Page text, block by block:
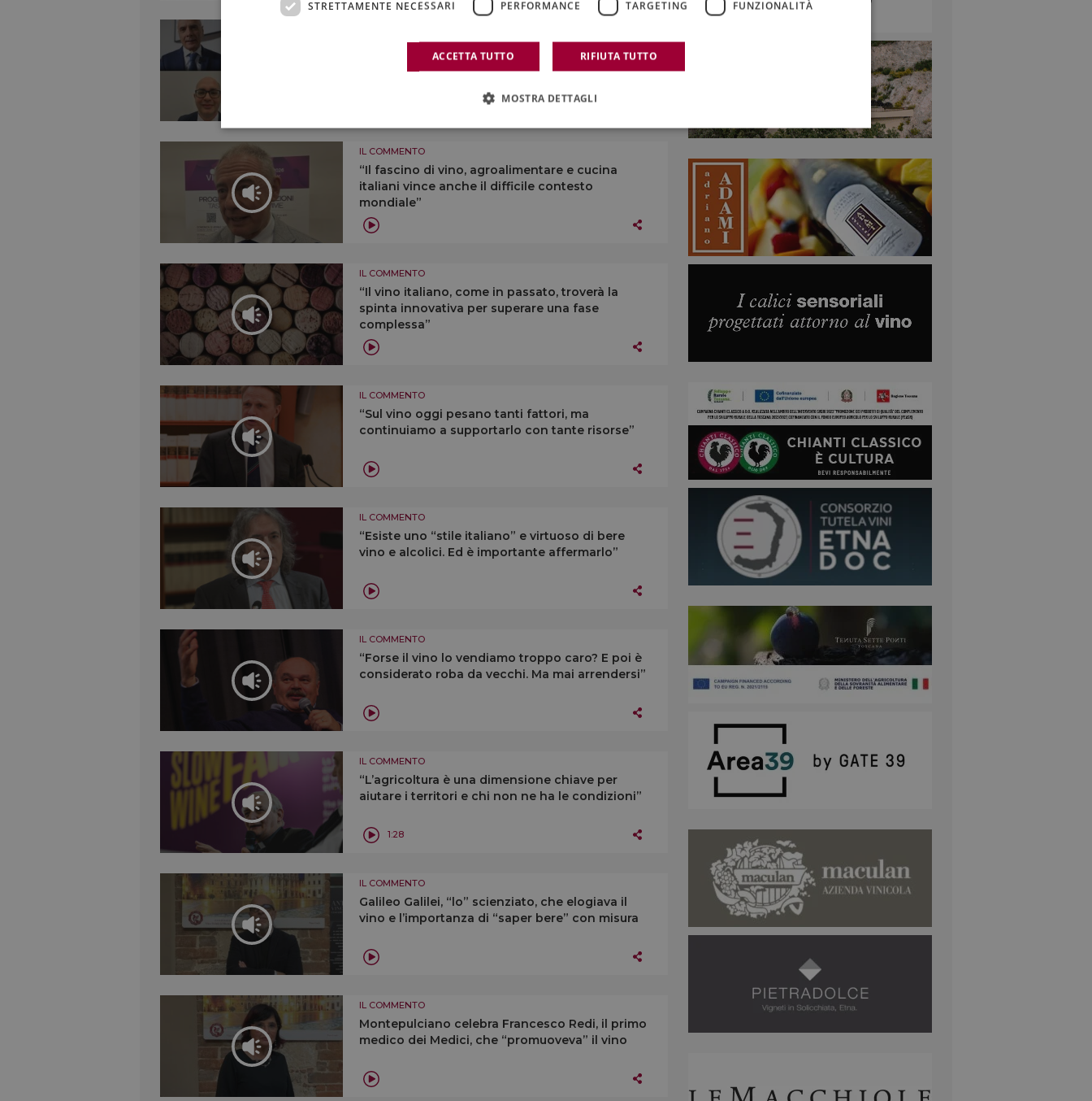
in Italia, con le insegne leader della gdo
IL COMMENTO
“Il fascino di vino, agroalimentare e cucina
italiani vince anche il difficile contesto
mondiale”
IL COMMENTO
“Il vino italiano, come in passato, troverà la
spinta innovativa per superare una fase
complessa”
IL COMMENTO
“Sul vino oggi pesano tanti fattori, ma
continuiamo a supportarlo con tante risorse”
IL COMMENTO
“Esiste uno “stile italiano” e virtuoso di bere
vino e alcolici. Ed è importante affermarlo”
IL COMMENTO
“Forse il vino lo vendiamo troppo caro? E poi è
considerato roba da vecchi. Ma mai arrendersi”
IL COMMENTO
“L’agricoltura è una dimensione chiave per
aiutare i territori e chi non ne ha le condizioni”
1:28
IL COMMENTO
Galileo Galilei, “lo” scienziato, che elogiava il
vino e l’importanza di “saper bere” con misura
IL COMMENTO
Montepulciano celebra Francesco Redi, il primo
medico dei Medici, che “promuoveva” il vino
STRETTAMENTE NECESSARI PERFORMANCE TARGETING FUNZIONALITÀ
ACCETTA TUTTO RIFIUTA TUTTO
MOSTRA DETTAGLI